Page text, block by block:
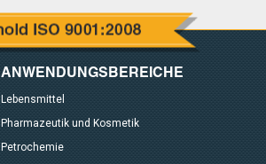
ANWENDUNGSBEREICHE
Lebensmittel
Pharmazeutik und Kosmetik
Petrochemie